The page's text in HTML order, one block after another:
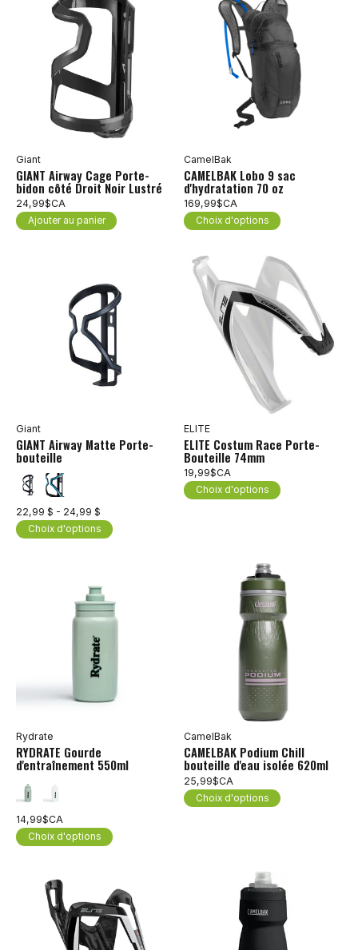
Giant
GIANT Airway Cage Porte-
bidon côté Droit Noir Lustré
24,99$CA
Ajouter au panier
CamelBak
CAMELBAK Lobo 9 sac
d'hydratation 70 oz
169,99$CA
Choix d'options
Giant
GIANT Airway Matte Porte-
bouteille
22,99 $ - 24,99 $
Choix d'options
ELITE
ELITE Costum Race Porte-
Bouteille 74mm
19,99$CA
Choix d'options
Rydrate
RYDRATE Gourde
d'entraînement 550ml
14,99$CA
Choix d'options
CamelBak
CAMELBAK Podium Chill
bouteille d'eau isolée 620ml
25,99$CA
Choix d'options